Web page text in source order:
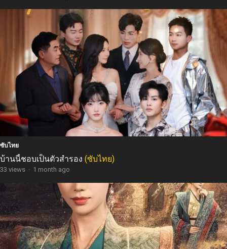
ซับไทย
บ้านนี้ชอบเป็นตัวสำรอง (ซับไทย)
33 views · 1 month ago